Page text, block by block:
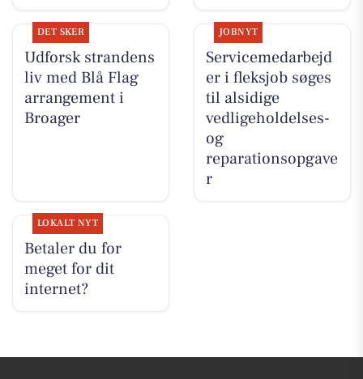
DET SKER
Udforsk strandens
liv med Blå Flag
arrangement i
Broager
JOBNYT
Servicemedarbejd
er i fleksjob søges
til alsidige
vedligeholdelses-
og
reparationsopgave
r
LOKALT NYT
Betaler du for
meget for dit
internet?